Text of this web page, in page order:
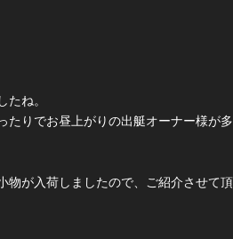
たね。
たりでお昼上がりの出艇オーナー様が
物が入荷しましたので、ご紹介させて